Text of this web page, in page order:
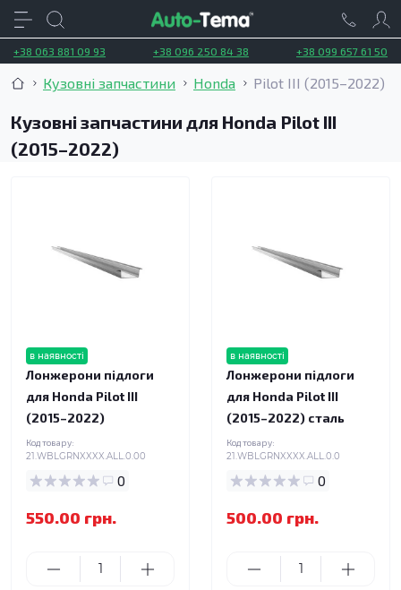
+38 063 881 09 93 +38 096 250 84 38 +38 099 657 61 50
Кузовні запчастини Honda Pilot III (2015–2022)
Кузовні запчастини для Honda Pilot III
(2015–2022)
в наявності
Лонжерони підлоги
для Honda Pilot III
(2015–2022)
Код товару:
21.WBLGRNXXXX.ALL.0.00
0
550.00 грн.
в наявності
Лонжерони підлоги
для Honda Pilot III
(2015–2022) сталь
Код товару:
21.WBLGRNXXXX.ALL.0.0
0
500.00 грн.